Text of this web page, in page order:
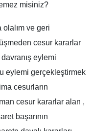
misiniz?
olalım ve geri
cesur kararlar
eylemi
eylemi gerçekleştirmek
cesurların
cesur kararlar alan ,
başarının